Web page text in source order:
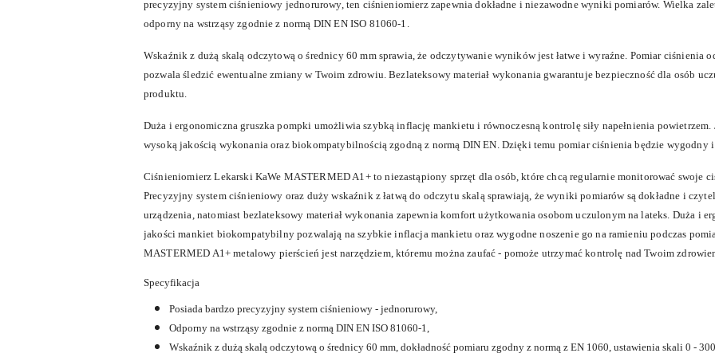
precyzyjny system ciśnieniowy jednorurowy, ten ciśnieniomierz zapewnia dokładne i niezawodne wyniki pomiarów. Wielka
odporny na wstrząsy zgodnie z normą DIN EN ISO 81060-1.
Wskaźnik z dużą skalą odczytową o średnicy 60 mm sprawia, że odczytywanie wyników jest łatwe i wyraźne. Pomiar ciśnienia
pozwala śledzić ewentualne zmiany w Twoim zdrowiu. Bezlateksowy materiał wykonania gwarantuje bezpieczność dla osób
produktu.
Duża i ergonomiczna gruszka pompki umożliwia szybką inflację mankietu i równoczesną kontrolę siły napełnienia
wysoką jakością wykonania oraz biokompatybilnością zgodną z normą DIN EN. Dzięki temu pomiar ciśnienia będzie wygodny
Ciśnieniomierz Lekarski KaWe MASTERMED A1+ to niezastąpiony sprzęt dla osób, które chcą regularnie monitorować swoje
Precyzyjny system ciśnieniowy oraz duży wskaźnik z łatwą do odczytu skalą sprawiają, że wyniki pomiarów są dokładne i
urządzenia, natomiast bezlateksowy materiał wykonania zapewnia komfort użytkowania osobom uczulonym na lateks. Duża i
jakości mankiet biokompatybilny pozwalają na szybkie inflacja mankietu oraz wygodne noszenie go na ramieniu podczas
MASTERMED A1+ metalowy pierścień jest narzędziem, któremu można zaufać - pomoże utrzymać kontrolę nad Twoim
Specyfikacja
Posiada bardzo precyzyjny system ciśnieniowy - jednorurowy,
Odporny na wstrząsy zgodnie z normą DIN EN ISO 81060-1,
Wskaźnik z dużą skalą odczytową o średnicy 60 mm, dokładność pomiaru zgodny z normą z EN 1060, ustawienia skali 0 -